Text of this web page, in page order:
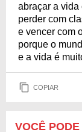
abraçar a vida
perder com
e vencer com
porque o
e a vida é
COPIAR
VOCÊ